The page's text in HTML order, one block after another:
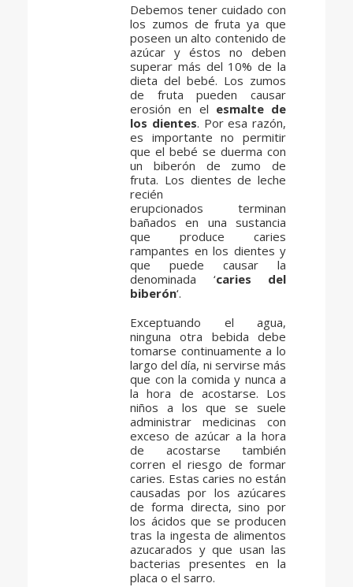
Debemos tener cuidado con
los zumos de fruta ya que
poseen un alto contenido de
azúcar y éstos no deben
superar más del 10% de la
dieta del bebé. Los zumos
de fruta pueden causar
erosión en el esmalte de
los dientes. Por esa razón,
es importante no permitir
que el bebé se duerma con
un biberón de zumo de
fruta. Los dientes de leche
recién
erupcionados terminan
bañados en una sustancia
que produce caries
rampantes en los dientes y
que puede causar la
denominada ‘caries del
biberón‘.
Exceptuando el agua,
ninguna otra bebida debe
tomarse continuamente a lo
largo del día, ni servirse más
que con la comida y nunca a
la hora de acostarse. Los
niños a los que se suele
administrar medicinas con
exceso de azúcar a la hora
de acostarse también
corren el riesgo de formar
caries. Estas caries no están
causadas por los azúcares
de forma directa, sino por
los ácidos que se producen
tras la ingesta de alimentos
azucarados y que usan las
bacterias presentes en la
placa o el sarro.